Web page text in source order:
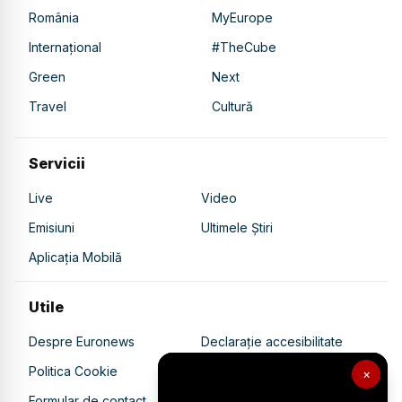
×
România
MyEurope
Internațional
#TheCube
Green
Next
Travel
Cultură
Servicii
Live
Video
Emisiuni
Ultimele Știri
Aplicația Mobilă
Utile
Despre Euronews
Declarație accesibilitate
Politica Cookie
Politica de confidențialitate